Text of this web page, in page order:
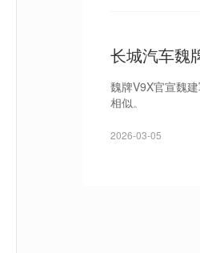
长城汽车魏
魏牌V9X官宣魏
相似。
2026-03-05